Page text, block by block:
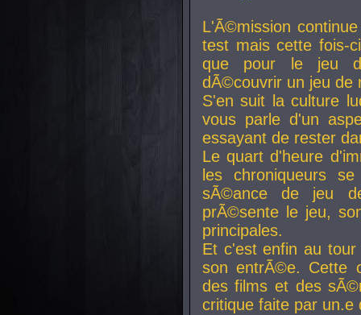
L'Ã©mission
test mais cette fois-
que pour le jeu
dÃ©couvrir un jeu de
S'en suit la culture
vous parle d'un
essayant de rester
Le quart d'heure
les chroniqueurs
sÃ©ance de jeu
prÃ©sente le jeu,
principales.
Et c'est enfin au
son entrÃ©e. Cette
des films et des
critique faite par